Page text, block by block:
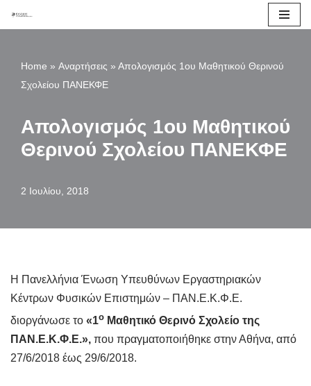
Home » Αναρτήσεις » Απολογισμός 1ου Μαθητικού Θερινού
Σχολείου ΠΑΝΕΚΦΕ
Απολογισμός 1ου Μαθητικού
Θερινού Σχολείου ΠΑΝΕΚΦΕ
2 Ιουλίου, 2018
Η Πανελλήνια Ένωση Υπευθύνων Εργαστηριακών
Κέντρων Φυσικών Επιστημών – ΠΑΝ.Ε.Κ.Φ.Ε.
διοργάνωσε το «1ο Μαθητικό Θερινό Σχολείο της
ΠΑΝ.Ε.Κ.Φ.Ε.», που πραγματοποιήθηκε στην Αθήνα, από
27/6/2018 έως 29/6/2018.